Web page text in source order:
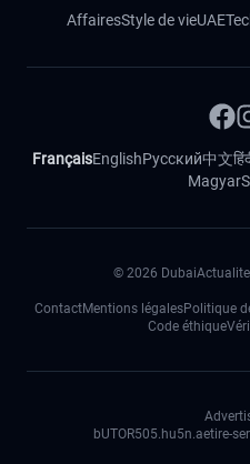
AffairesStyle de vieUAE
FrançaisEnglishРусский中文
Magyar
© 2026
ContactMentions légalesPolitique
Code éthique
bUTOR505.hu5n.aetire-